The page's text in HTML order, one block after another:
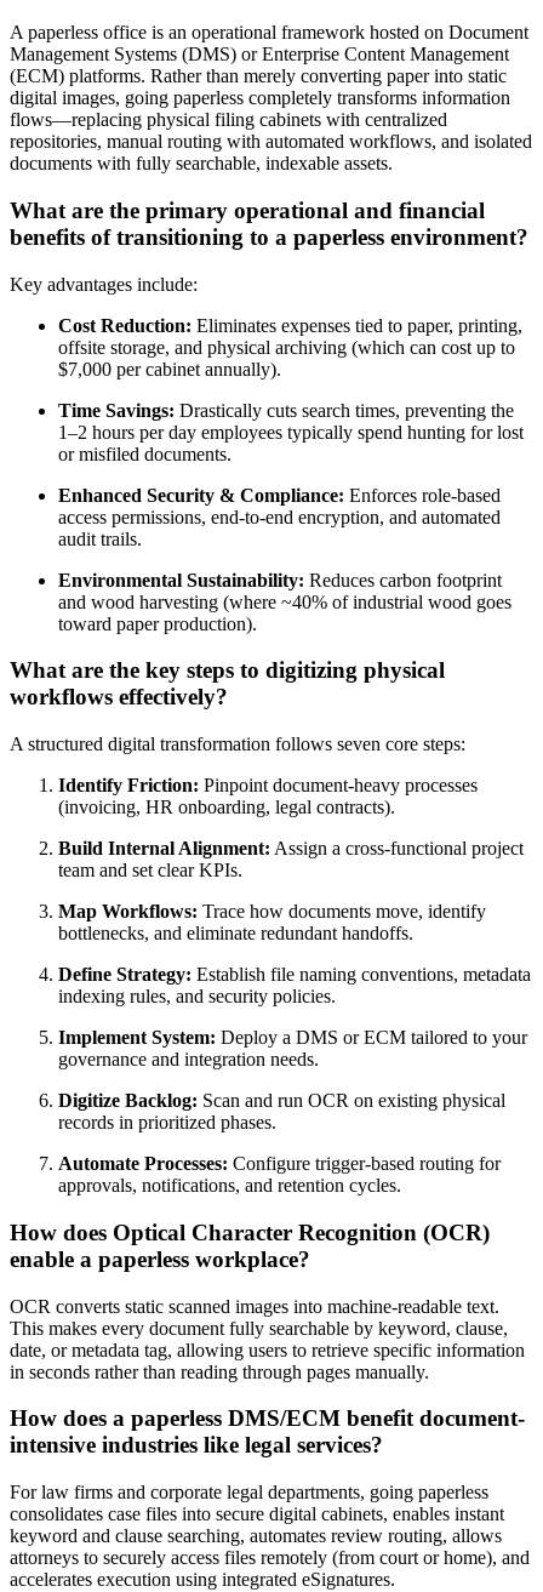
A paperless office is an operational framework hosted on Document
Management Systems (DMS) or Enterprise Content Management
(ECM) platforms. Rather than merely converting paper into static
digital images, going paperless completely transforms information
flows—replacing physical filing cabinets with centralized
repositories, manual routing with automated workflows, and isolated
documents with fully searchable, indexable assets.
What are the primary operational and financial
benefits of transitioning to a paperless environment?
Key advantages include:
Cost Reduction: Eliminates expenses tied to paper, printing,
offsite storage, and physical archiving (which can cost up to
$7,000 per cabinet annually).
Time Savings: Drastically cuts search times, preventing the
1–2 hours per day employees typically spend hunting for lost
or misfiled documents.
Enhanced Security & Compliance: Enforces role-based
access permissions, end-to-end encryption, and automated
audit trails.
Environmental Sustainability: Reduces carbon footprint
and wood harvesting (where ~40% of industrial wood goes
toward paper production).
What are the key steps to digitizing physical
workflows effectively?
A structured digital transformation follows seven core steps:
Identify Friction: Pinpoint document-heavy processes
(invoicing, HR onboarding, legal contracts).
Build Internal Alignment: Assign a cross-functional project
team and set clear KPIs.
Map Workflows: Trace how documents move, identify
bottlenecks, and eliminate redundant handoffs.
Define Strategy: Establish file naming conventions, metadata
indexing rules, and security policies.
Implement System: Deploy a DMS or ECM tailored to your
governance and integration needs.
Digitize Backlog: Scan and run OCR on existing physical
records in prioritized phases.
Automate Processes: Configure trigger-based routing for
approvals, notifications, and retention cycles.
How does Optical Character Recognition (OCR)
enable a paperless workplace?
OCR converts static scanned images into machine-readable text.
This makes every document fully searchable by keyword, clause,
date, or metadata tag, allowing users to retrieve specific information
in seconds rather than reading through pages manually.
How does a paperless DMS/ECM benefit document-
intensive industries like legal services?
For law firms and corporate legal departments, going paperless
consolidates case files into secure digital cabinets, enables instant
keyword and clause searching, automates review routing, allows
attorneys to securely access files remotely (from court or home), and
accelerates execution using integrated eSignatures.